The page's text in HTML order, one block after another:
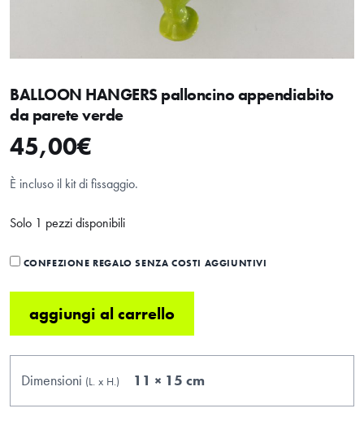
BALLOON HANGERS palloncino appendiabito
da parete verde
45,00€
È incluso il kit di fissaggio.
Solo 1 pezzi disponibili
CONFEZIONE REGALO SENZA COSTI AGGIUNTIVI
aggiungi al carrello
Dimensioni (L. x H.) 11 × 15 cm